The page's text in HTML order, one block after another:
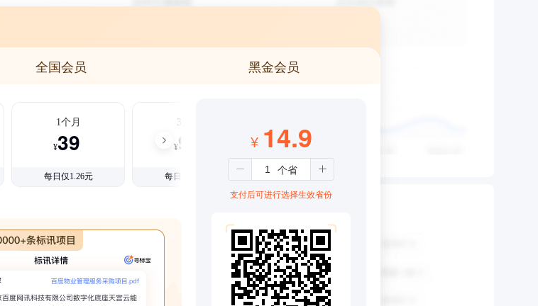
全国会员 黑金会员
1个月
¥39
每日仅1.26元
3个月
¥99
每日仅1.08元
¥ 14.9
支付后可进行选择生效省份